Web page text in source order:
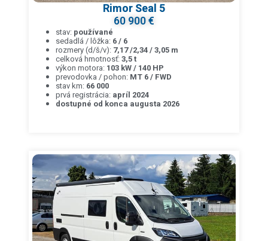
Rimor Seal 5
60 900 €
stav: používané
sedadlá / lôžka: 6 / 6
rozmery (d/š/v): 7,17 /2,34 / 3,05 m
celková hmotnosť:3,5 t
výkon motora: 103 kW / 140 HP
prevodovka / pohon: MT 6 / FWD
stav km: 66 000
prvá registrácia: apríl 2024
dostupné od konca augusta 2026